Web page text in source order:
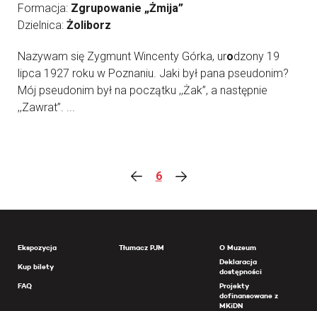
Formacja: Zgrupowanie „Żmija”
Dzielnica: Żoliborz
Nazywam się Zygmunt Wincenty Górka, urodzony 19
lipca 1927 roku w Poznaniu. Jaki był pana pseudonim?
Mój pseudonim był na początku ,,Żak”, a następnie
,,Zawrat”. ...
6
Ekspozycja
Kup bilety
FAQ
Tłumacz PJM
O Muzeum
Deklaracja
dostępności
Projekty
dofinansowane z
MKiDN